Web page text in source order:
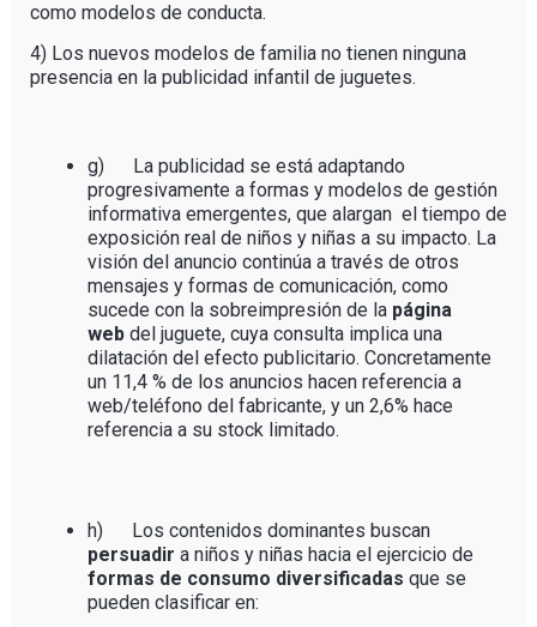
como modelos de conducta.
4) Los nuevos modelos de familia no tienen ninguna
presencia en la publicidad infantil de juguetes.
g) La publicidad se está adaptando
progresivamente a formas y modelos de gestión
informativa emergentes, que alargan el tiempo de
exposición real de niños y niñas a su impacto. La
visión del anuncio continúa a través de otros
mensajes y formas de comunicación, como
sucede con la sobreimpresión de la página
webdel juguete, cuya consulta implica una
dilatación del efecto publicitario. Concretamente
un 11,4 % de los anuncios hacen referencia a
web/teléfono del fabricante, y un 2,6% hace
referencia a su stock limitado.
h) Los contenidos dominantes buscan
persuadir a niños y niñas hacia el ejercicio de
formas de consumo diversificadas que se
pueden clasificar en: